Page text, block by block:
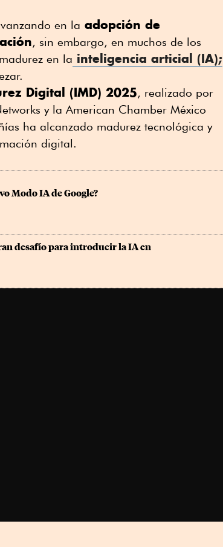
en la adopción de
, sin embargo, en muchos de los
en la inteligencia articial (IA);
Digital (IMD) 2025, realizado por
y la American Chamber México
ha alcanzado madurez tecnológica y
digital.
Modo IA de Google?
desafío para introducir la IA en